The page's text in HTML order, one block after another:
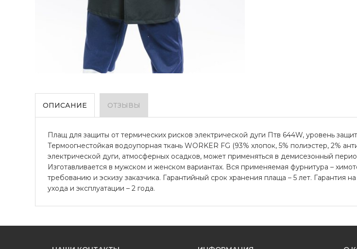
ОПИСАНИЕ ОТЗЫВЫ
Плащ для защиты от термических рисков электрической дуги Птв 644W, уровень
Термоогнестойкая водоупорная ткань WORKER FG (93% хлопок, 5% полиэстер, 2%
электрической дуги, атмосферных осадков, может применяться в демисезонный
Изготавливается в мужском и женском вариантах. Вся применяемая фурнитура –
требованию и эскизу заказчика. Гарантийный срок хранения плаща – 5 лет. Гарантия
ухода и эксплуатации – 2 года.